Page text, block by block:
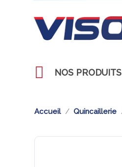
NOS PRODUITS
Accueil Quincaillerie